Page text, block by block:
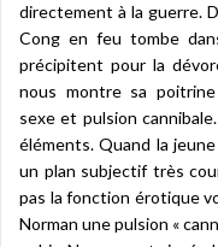
directement à la guerre.
Cong en feu tombe
précipitent pour la
nous montre sa
sexe et pulsion
éléments. Quand la
un plan subjectif très
pas la fonction érotique
Norman une pulsion «